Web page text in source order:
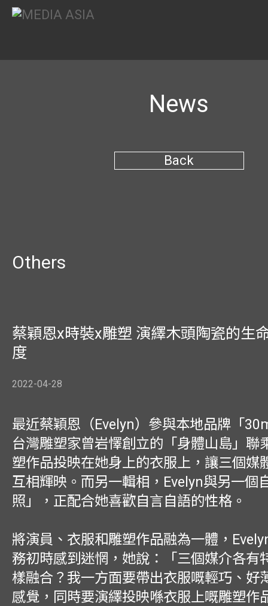
News
Back
Others
蔡穎恩x時裝x雕塑 演繹木頭陶瓷的生
度
2022-04-28
最近蔡穎恩（Evelyn）參與本地品牌「
台灣雕塑家曾岩懌創立的「身體山島」聯
塑作品投映在她身上的衣服上，讓三個媒
互相輝映。而另一輯相，Evelyn與另一個
照」，正配合她喜歡自言自語的性格。
將演員、衣服和雕塑作品融為一體，
務初時感到迷惘，她說：「三個媒介各有
樣融合？我一方面要帶出衣服嘅輕巧、好
感覺，同時要演繹投映喺衣服上嘅雕塑作